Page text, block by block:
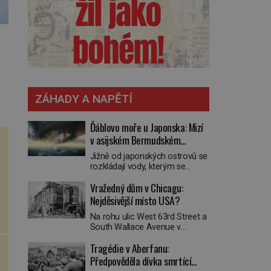
ZÁHADY A NAPĚTÍ
Ďáblovo moře u Japonska: Mizí
v asijském Bermudském
trojúhelníku lodě ve spárech
neznámé síly?
Jižně od japonských ostrovů se
rozkládají vody, kterým se
se o lodích mizejících beze
stopy, podivných světlech,
zrádných proudech i mořských
dracích, kteří měli tyto končiny
střežit už v dávných legendách.
trojúhelník skutečně prokletým
místem, nebo se zde jen
Vražedný dům v Chicagu:
Nejděsivější místo USA?
Na rohu ulic West 63rd Street a
South Wallace Avenue v
Nemá žádný speciální nápis ani
pamětní desku. A přesto prý
místní zaměstnanci neradi
Tragédie v Aberfanu:
Předpověděla dívka smrtící